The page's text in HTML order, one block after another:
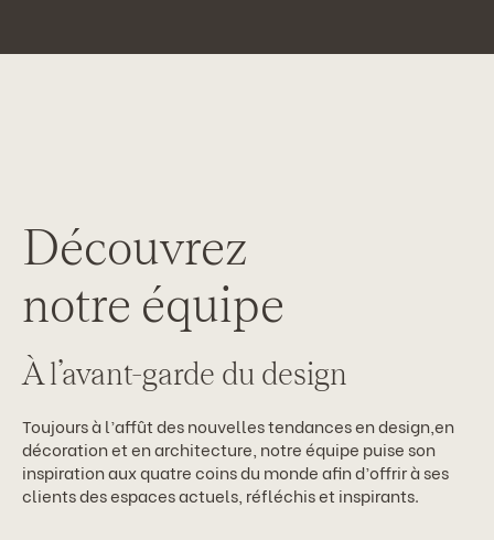
Découvrez
notre équipe
À l’avant-garde du design
Toujours à l’affût des nouvelles tendances en design,en
décoration et en architecture, notre équipe puise son
inspiration aux quatre coins du monde afin d’offrir à ses
clients des espaces actuels, réfléchis et inspirants.